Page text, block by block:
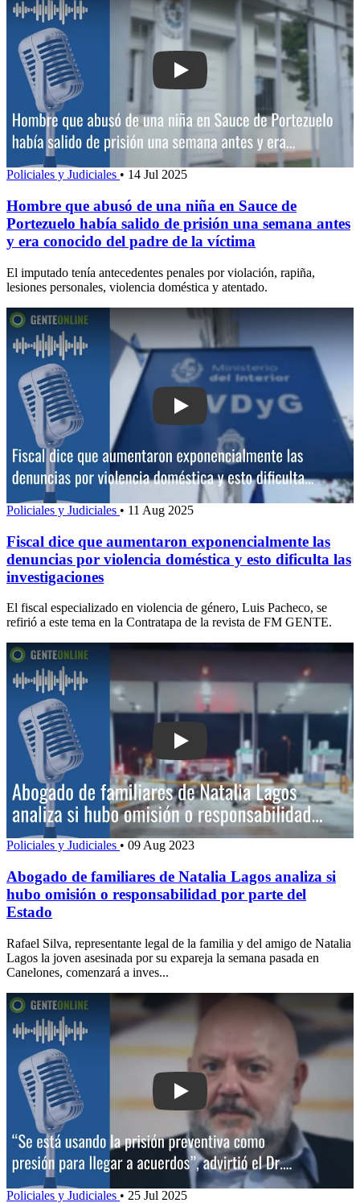
Play: Hombre que abusó de una niña
Policiales y Judiciales • 14 Jul 2025
Hombre que abusó de una niña en Sauce de
Portezuelo había salido de prisión una semana antes
y era conocido del padre de la víctima
El imputado tenía antecedentes penales por violación, rapiña,
lesiones personales, violencia doméstica y atentado.
Play: Fiscal dice que aumentaron
Policiales y Judiciales • 11 Aug 2025
Fiscal dice que aumentaron exponencialmente las
denuncias por violencia doméstica y esto dificulta las
investigaciones
El fiscal especializado en violencia de género, Luis Pacheco, se
refirió a este tema en la Contratapa de la revista de FM GENTE.
Play: Abogado de familiares de
Policiales y Judiciales • 09 Aug 2023
Abogado de familiares de Natalia Lagos analiza si
hubo omisión o responsabilidad por parte del
Estado
Rafael Silva, representante legal de la familia y del amigo de Natalia
Lagos la joven asesinada por su expareja la semana pasada en
Canelones, comenzará a inves...
Play: “Se está usando la prisión
Policiales y Judiciales • 25 Jul 2025